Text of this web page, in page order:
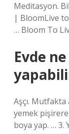
Meditasyon.
| BloomLive
… Bloom To
Evde
Aşçı.
yemek
boya yap. … 3.